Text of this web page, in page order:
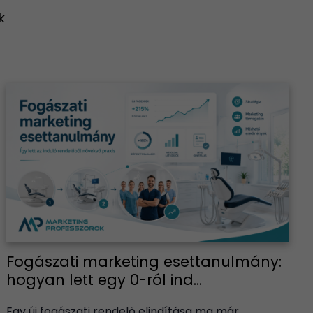
Fogászati marketing esettanulmány:
hogyan lett egy 0-ról ind...